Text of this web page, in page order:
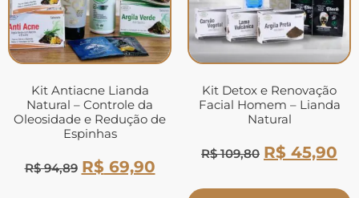
Kit Antiacne Lianda
Natural – Controle da
Oleosidade e Redução de
Espinhas
R$94,89 R$69,90
Kit Detox e Renovação
Facial Homem – Lianda
Natural
R$109,80 R$ 45,90